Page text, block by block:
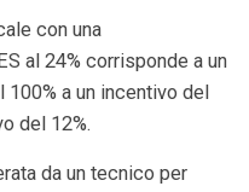
con una
al 24% corrisponde a un
a un incentivo del
del 12%.
da un tecnico per